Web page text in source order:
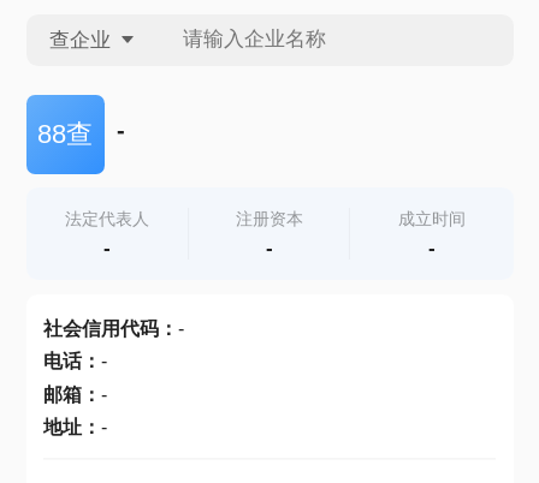
查企业
查企业
查产地
88查 -
法定代表人
-
注册资本
-
成立时间
-
社会信用代码： -
电话： -
邮箱： -
地址： -